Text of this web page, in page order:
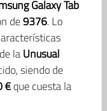
Galaxy Tab
de9376. Lo
laUnusual
siendo de
€que cuesta la